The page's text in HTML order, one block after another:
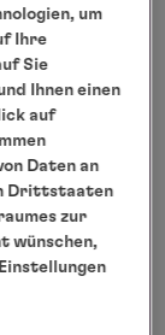
um
Ihre
Sie
Ihnen einen
auf
Daten an
Drittstaaten
zur
wünschen,